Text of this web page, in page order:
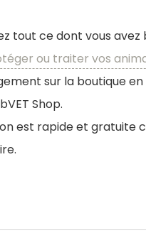
tout ce dont vous avez
ou traiter vos
sur la boutique en
Shop.
est rapide et gratuite